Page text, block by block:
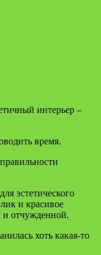
интерьер –
время.
эстетического
и красивое
и отчужденной.
хоть какая-то